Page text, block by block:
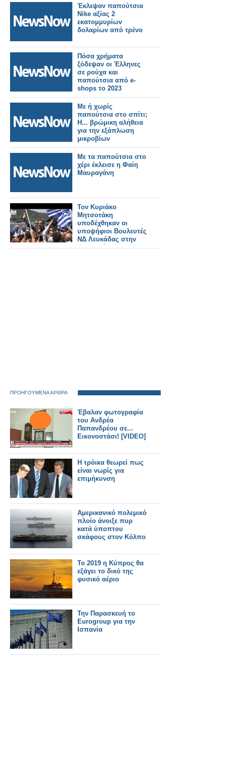
Έκλεψαν παπούτσια
Nike αξίας 2
εκατομμυρίων
δολαρίων από τρένο
Πόσα χρήματα
ξόδεψαν οι Έλληνες
σε ρούχα και
παπούτσια από e-
shops το 2023
Με ή χωρίς
παπούτσια στο σπίτι;
Η... βρώμικη αλήθεια
για την εξάπλωση
μικροβίων
Με τα παπούτσια στο
χέρι έκλεισε η Φαίη
Μαυραγάνη
Τον Κυριάκο
Μητσοτάκη
υποδέχθηκαν οι
υποψήφιοι Βουλευτές
ΝΔ Λευκάδας στην
Αμφιλοχία – Ο
ΠΡΟΗΓΟΥΜΕΝΑ ΑΡΘΡΑ
Έβαλαν φωτογραφία
του Ανδρέα
Παπανδρέου σε...
Εικονοστάσι! [VIDEO]
Η τρόικα θεωρεί πως
είναι νωρίς για
επιμήκυνση
Αμερικανικό πολεμικό
πλοίο άνοιξε πυρ
κατά ύποπτου
σκάφους στον Κόλπο
Το 2019 η Κύπρος θα
εξάγει το δικό της
φυσικό αέριο
Την Παρασκευή το
Eurogroup για την
Ισπανία